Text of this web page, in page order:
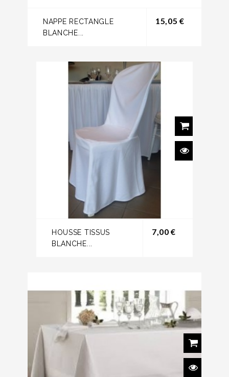
NAPPE RECTANGLE
BLANCHE...
15,05 €Prix
HOUSSE TISSUS
BLANCHE...
7,00 €